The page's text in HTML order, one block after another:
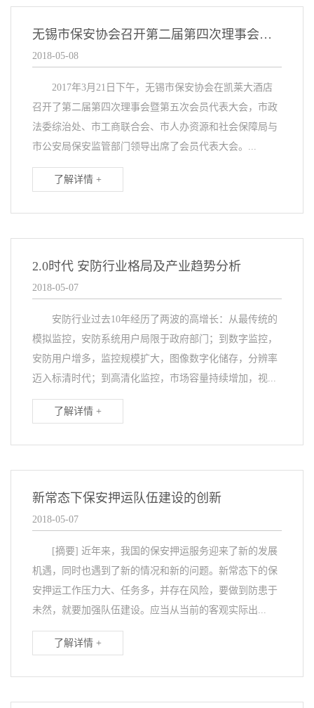
无锡市保安协会召开第二届第四次理事会暨第五次会员代表大会
2018-05-08
2017年3月21日下午，无锡市保安协会在凯莱大酒店
召开了第二届第四次理事会暨第五次会员代表大会，市政
法委综治处、市工商联合会、市人办资源和社会保障局与
市公安局保安监管部门领导出席了会员代表大会。...
了解详情 +
2.0时代 安防行业格局及产业趋势分析
2018-05-07
安防行业过去10年经历了两波的高增长：从最传统的
模拟监控，安防系统用户局限于政府部门；到数字监控，
安防用户增多，监控规模扩大，图像数字化储存，分辨率
迈入标清时代；到高清化监控，市场容量持续增加，视...
了解详情 +
新常态下保安押运队伍建设的创新
2018-05-07
[摘要] 近年来，我国的保安押运服务迎来了新的发展
机遇，同时也遇到了新的情况和新的问题。新常态下的保
安押运工作压力大、任务多，并存在风险，要做到防患于
未然，就要加强队伍建设。应当从当前的客观实际出...
了解详情 +